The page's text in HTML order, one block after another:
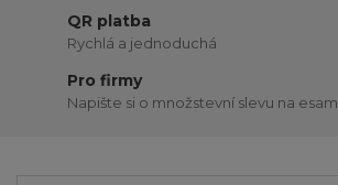
QR platba
Rychlá a jednoduchá
Pro firmy
Napište si o množstevní slevu na